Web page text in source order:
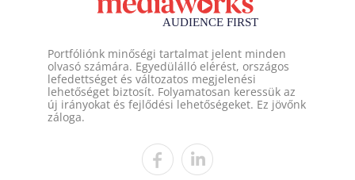
Portfóliónk minőségi tartalmat jelent minden
olvasó számára. Egyedülálló elérést, országos
lefedettséget és változatos megjelenési
lehetőséget biztosít. Folyamatosan keressük az
új irányokat és fejlődési lehetőségeket. Ez jövőnk
záloga.